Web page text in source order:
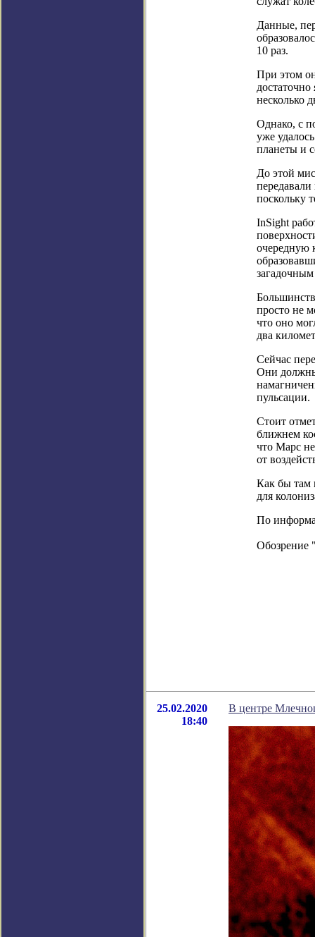
Данные,
10 раз.
При этом
несколько
Однако, с
уже
планеты и
До этой
поскольку
InSight
очередную
просто не
что оно
два
Сейчас
Они должны
пульсации.
Стоит
ближнем
что Марс
от
Как бы там
для
По
Обозрение
25.02.2020
18:40
В центре